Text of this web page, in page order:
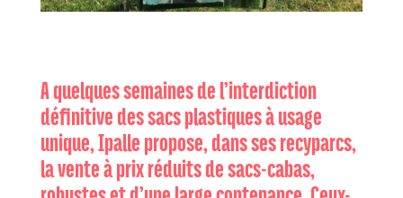
A quelques semaines de l’interdiction
définitive des sacs plastiques à usage
unique, Ipalle propose, dans ses recyparcs,
la vente à prix réduits de sacs-cabas,